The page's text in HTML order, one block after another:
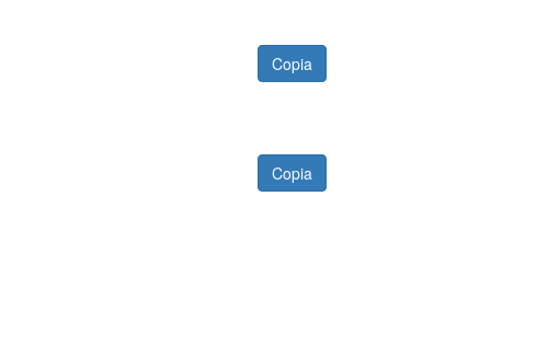
Copia
Copia